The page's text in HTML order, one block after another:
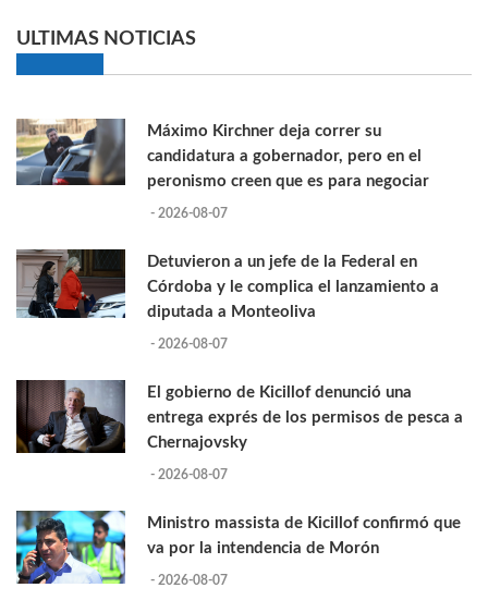
ULTIMAS NOTICIAS
Máximo Kirchner deja correr su
candidatura a gobernador, pero en el
peronismo creen que es para negociar
- 2026-08-07
Detuvieron a un jefe de la Federal en
Córdoba y le complica el lanzamiento a
diputada a Monteoliva
- 2026-08-07
El gobierno de Kicillof denunció una
entrega exprés de los permisos de pesca a
Chernajovsky
- 2026-08-07
Ministro massista de Kicillof confirmó que
va por la intendencia de Morón
- 2026-08-07